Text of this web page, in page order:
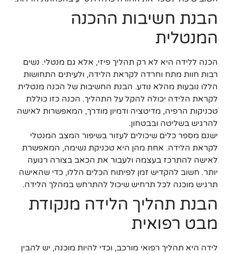
הבנת חשיבות ההכנה
המנטלית
הכנה ללידה היא לא רק תהליך פיזי, אלא גם מנטלי. נשים
רבות חוות מתח וחרדה לקראת הלידה, ולעיתים התחושות
הללו נובעות מהלא נודע. הבנת החשיבות של הכנה מנטלית
לקראת הלידה יכולה להקל על התהליך. הכנה כזו כוללת
טכניקות הרפיה, מדיטציה ודמיון מודרך, המאפשרות לאישה
להרגיש בשליטה ובבטחון.
ישנם מספר כלים שיכולים לעזור בשיפור המצב המנטלי
לקראת הלידה. אחת מהן היא טכניקת נשימה, המאפשרת
לאישה להתרכז בעצמה ולעבור את הכאב בצורה רגועה
יותר. חשוב להקדיש זמן לפיתוח הכלים הללו, כדי שהאישה
תרגיש מוכנה לכל תרחיש שיכול להתרחש במהלך הלידה.
הבנת תהליך הלידה מנקודת
מבט רפואית
לידה היא תהליך רפואי מורכב, וכדי להיות מוכנה, יש להבין